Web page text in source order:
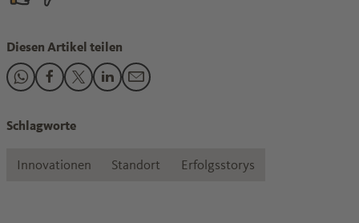
Diesen Artikel teilen
Den Beitrag "Kunststoff – Werkstoff der Zukunft oder
Den Beitrag "Kunststoff – Werkstoff der Zukunft oder
Den Beitrag "Kunststoff – Werkstoff der Zukunft
Den Beitrag "Kunststoff – Werkstoff der
Den Beitrag "Kunststoff – Werkstoff
Schlagworte
Innovationen Standort Erfolgsstorys